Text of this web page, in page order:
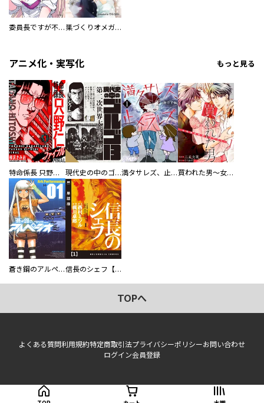
委員長ですが不良になるほど恋してます！ 巣づくりオメガバース
アニメ化・実写化 もっと見る
特命係長 只野仁ファイナル 愛蔵版 現代史の中のゴルゴ13 満タサレズ、止メラレズ 買われた男～女性限定快感セラピスト～【描き下ろしおまけ付き特装版】
蒼き鋼のアルペジオ 信長のシェフ【単話版】
TOPへ
よくある質問利用規約特定商取引法プライバシーポリシーお問い合わせ
ログイン会員登録